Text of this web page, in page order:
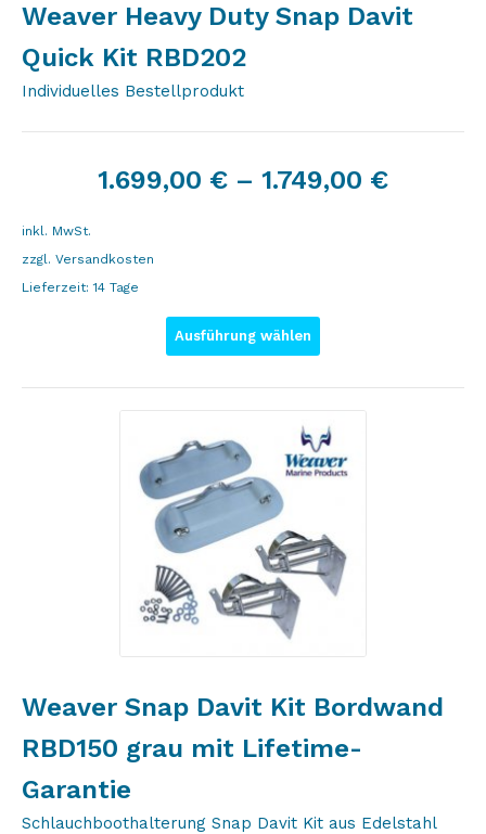
Weaver Heavy Duty Snap Davit
Quick Kit RBD202
Individuelles Bestellprodukt
1.699,00 € – 1.749,00 €
inkl. MwSt.
zzgl. Versandkosten
Lieferzeit:14 Tage
Ausführung wählen
Weaver Snap Davit Kit Bordwand
RBD150 grau mit Lifetime-
Garantie
Schlauchboothalterung Snap Davit Kit aus Edelstahl